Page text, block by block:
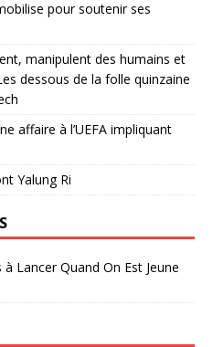
pour soutenir ses
manipulent des humains et
dessous de la folle quinzaine
affaire à l’UEFA impliquant
Yalung Ri
Lancer Quand On Est Jeune